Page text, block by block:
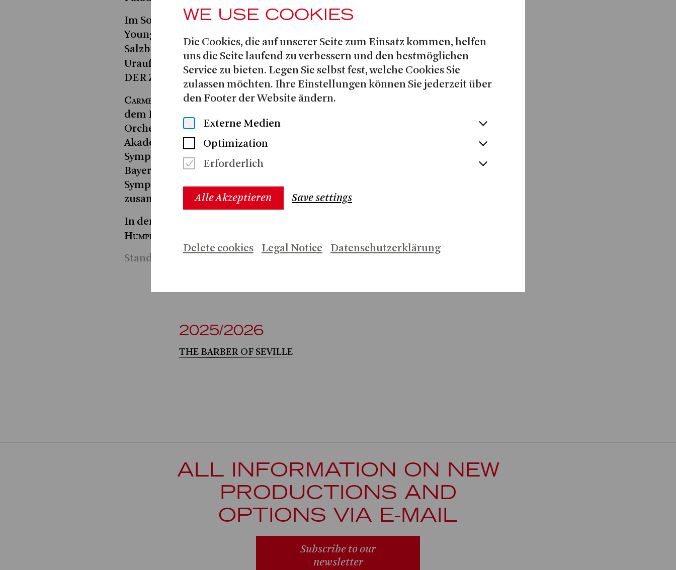
Im Sommer 2019 gabCarmen
als Teilnehmerin des
Young Singers Project der Salzburger Festspiele ihr
Salzburger Festspieldebüt als Bradamante
Uraufführung von Marius Felix LangesDER GESANG
DER ZAUBERINSEL.
Carmen
arbeitete unter anderem mit Orchestern wie
dem Kammerorchester Basel, dem London Symphony
Orchestra, dem Orquesta Sinfónica de Madrid, der
Akademie für Alte Musik Berlin, den Münchner
Symphonikern, dem Mozarteumorchester, der
Bayerischen Kammerphilharmonie, den Bamberger
Symphonikern und dem Konzerthausorchester Berlin
zusammen.
In der Spielzeit 2024|25 ist sie als
Humperdincks
Stand 2024
2025/2026
THE BARBER OF SEVILLE
ALL INFORMATION ON NEW
PRODUCTIONS AND
OPTIONS VIA E-MAIL
Subscribe to our
newsletter
WE USE COOKIES
Die Cookies, die auf unserer Seite zum Einsatz kommen, helfen
uns die Seite laufend zu verbessern und den bestmöglichen
Service zu bieten. Legen Sie selbst fest, welche Cookies Sie
zulassen möchten. Ihre Einstellungen können Sie jederzeit über
den Footer der Website ändern.
Externe Medien
Optimization
Erforderlich
Alle Akzeptieren Save settings
Delete cookies Legal Notice Datenschutzerklärung